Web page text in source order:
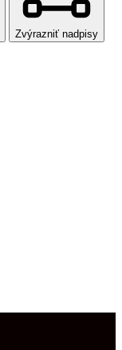
Zvýrazniť nadpisy